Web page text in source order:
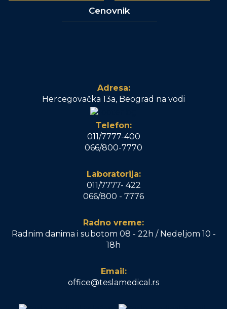
Cenovnik
Adresa:
Hercegovačka 13a, Beograd na vodi
Telefon:
011/7777-400
066/800-7770
Laboratorija:
011/7777- 422
066/800 - 7776
Radno vreme:
Radnim danima i subotom 08 - 22h / Nedeljom 10 -
18h
Email:
office@teslamedical.rs